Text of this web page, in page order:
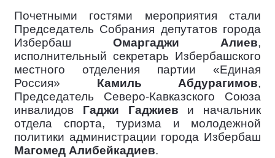
Почетными гостями мероприятия стали
Председатель Собрания депутатов города
Избербаш Омаргаджи Алиев,
исполнительный секретарь Избербашского
местного отделения партии «Единая
Россия» Камиль Абдурагимов,
Председатель Северо-Кавказского Союза
инвалидов Гаджи Гаджиев и начальник
отдела спорта, туризма и молодежной
политики администрации города Избербаш
Магомед Алибейкадиев.